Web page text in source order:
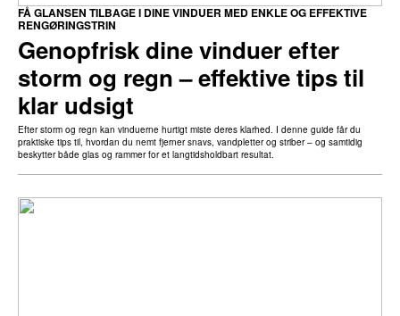
Genopfrisk dine vinduer efter
storm og regn – effektive tips til
klar udsigt
FÅ GLANSEN TILBAGE I DINE VINDUER MED ENKLE OG EFFEKTIVE
RENGØRINGSTRIN
Efter storm og regn kan vinduerne hurtigt miste deres klarhed. I denne guide får du
praktiske tips til, hvordan du nemt fjerner snavs, vandpletter og striber – og samtidig
beskytter både glas og rammer for et langtidsholdbart resultat.